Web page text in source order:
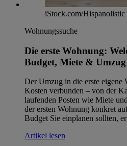
iStock.com/Hispanolistic
Wohnungssuche
Die erste Wohnung:
Budget, Miete & Umzug
Der Umzug in die erste eigene
Kosten verbunden – von der
laufenden Posten wie Miete
der ersten Wohnung konkret
Budget Sie einplanen sollten,
Artikel lesen